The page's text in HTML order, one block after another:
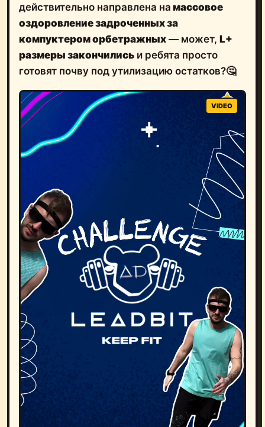
действительно направлена на массовое
оздоровление задроченных за
компуктером орбетражных — может, L+
размеры закончились и ребята просто
готовят почву под утилизацию остатков?🤔